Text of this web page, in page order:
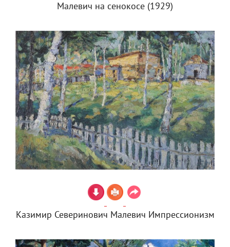
Малевич на сенокосе (1929)
Казимир Северинович Малевич Импрессионизм